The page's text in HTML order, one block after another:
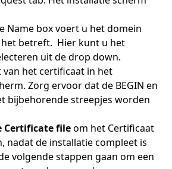
Name box voert u het domein
het betreft. Hier kunt u het
uit de drop down.
van het certificaat in het
Zorg ervoor dat de BEGIN en
bijbehorende streepjes worden
Certificate fileom het Certificaat
nadat de installatie compleet is
volgende stappen gaan om een